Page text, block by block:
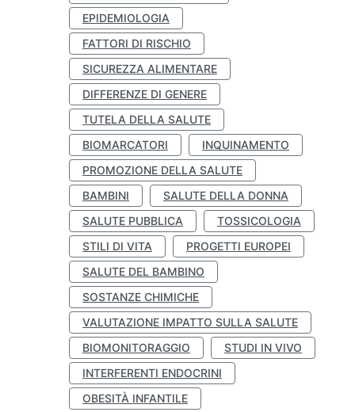
EPIDEMIOLOGIA
FATTORI DI RISCHIO
SICUREZZA ALIMENTARE
DIFFERENZE DI GENERE
TUTELA DELLA SALUTE
BIOMARCATORI
INQUINAMENTO
PROMOZIONE DELLA SALUTE
BAMBINI
SALUTE DELLA DONNA
SALUTE PUBBLICA
TOSSICOLOGIA
STILI DI VITA
PROGETTI EUROPEI
SALUTE DEL BAMBINO
SOSTANZE CHIMICHE
VALUTAZIONE IMPATTO SULLA SALUTE
BIOMONITORAGGIO
STUDI IN VIVO
INTERFERENTI ENDOCRINI
OBESITÀ INFANTILE